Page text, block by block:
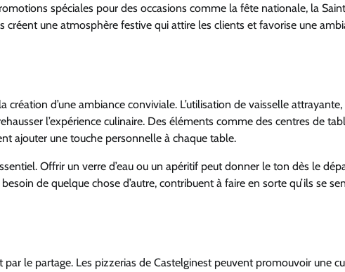
spéciales pour des occasions comme la fête nationale, la
créent une atmosphère festive qui attire les clients et favorise une
d’une ambiance conviviale. L’utilisation de vaisselle
l’expérience culinaire. Des éléments comme des centres de
ajouter une touche personnelle à chaque table.
Offrir un verre d’eau ou un apéritif peut donner le ton dès le
de quelque chose d’autre, contribuent à faire en sorte qu’ils se
le partage. Les pizzerias de Castelginest peuvent promouvoir une